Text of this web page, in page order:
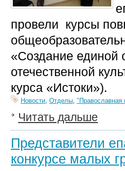
провели курсы
«Создание единой
отечественной
курса «Истоки»).
Новости, Отделы, "Православная
Читать дальше
Представители
конкурсе малых